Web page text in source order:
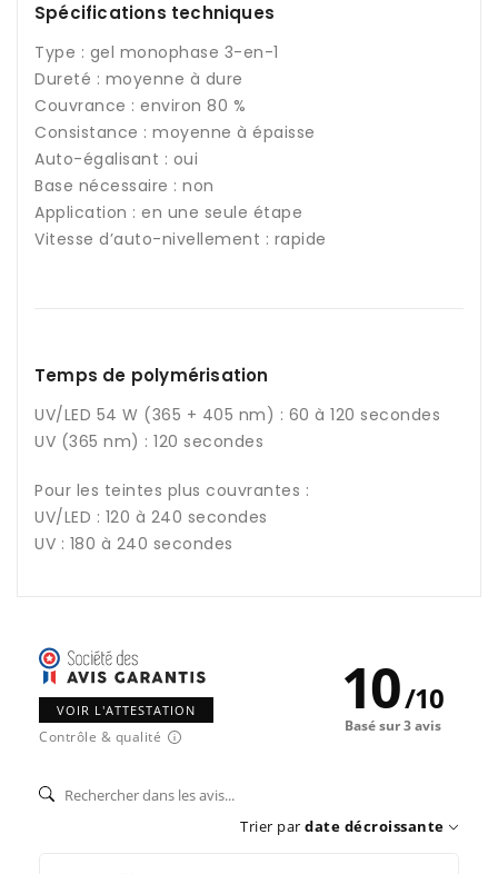
Spécifications techniques
Type : gel monophase 3-en-1
Dureté : moyenne à dure
Couvrance : environ 80 %
Consistance : moyenne à épaisse
Auto-égalisant : oui
Base nécessaire : non
Application : en une seule étape
Vitesse d’auto-nivellement : rapide
Temps de polymérisation
UV/LED 54 W (365 + 405 nm) : 60 à 120 secondes
UV (365 nm) : 120 secondes
Pour les teintes plus couvrantes :
UV/LED : 120 à 240 secondes
UV : 180 à 240 secondes
VOIR L'ATTESTATION
Contrôle & qualité
10/10
Basé sur 3 avis
Trier par date décroissante